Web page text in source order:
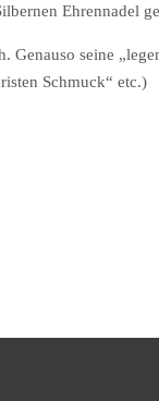
Ehrennadel
seine
Schmuck“ etc.)